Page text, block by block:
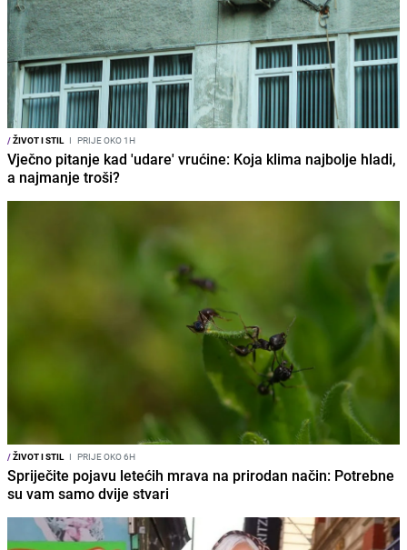
/ŽIVOT I STIL I PRIJE OKO 1H
Vječno pitanje kad 'udare' vrućine: Koja klima najbolje hladi,
a najmanje troši?
/ŽIVOT I STIL I PRIJE OKO 6H
Spriječite pojavu letećih mrava na prirodan način: Potrebne
su vam samo dvije stvari